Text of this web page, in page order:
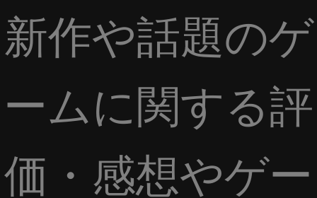
新作や話題のゲ
ームに関する評
価・感想やゲー